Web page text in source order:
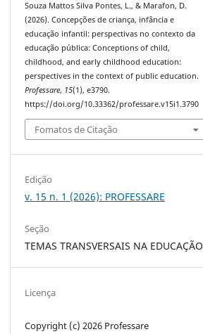
Souza Mattos Silva Pontes, L., & Marafon, D.
(2026). Concepções de criança, infância e
educação infantil: perspectivas no contexto da
educação pública: Conceptions of child,
childhood, and early childhood education:
perspectives in the context of public education.
Professare, 15(1), e3790.
https://doi.org/10.33362/professare.v15i1.3790
Fomatos de Citação
Edição
v. 15 n. 1 (2026): PROFESSARE
Seção
TEMAS TRANSVERSAIS NA EDUCAÇÃO
Licença
Copyright (c) 2026 Professare